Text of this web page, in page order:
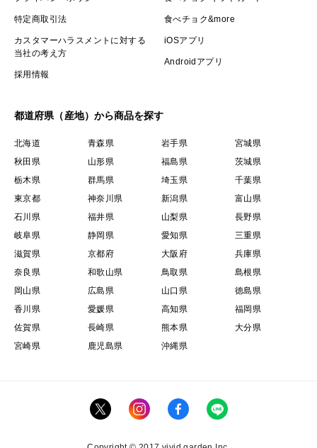
特定商取引法
カスタマーハラスメントに対する
当社の考え方
採用情報
食べチョク&more
iOSアプリ
Androidアプリ
都道府県（産地）から商品を探す
北海道 青森県 岩手県
宮城県
秋田県
山形県 福島県
茨城県
栃木県
群馬県 埼玉県
千葉県
東京都
神奈川県 新潟県
富山県
石川県
福井県 山梨県
長野県
岐阜県
静岡県 愛知県
三重県
滋賀県
京都府 大阪府
兵庫県
奈良県
和歌山県 鳥取県
島根県
岡山県
広島県 山口県
徳島県
香川県
愛媛県 高知県
福岡県
佐賀県
長崎県 熊本県
大分県
宮崎県
鹿児島県 沖縄県